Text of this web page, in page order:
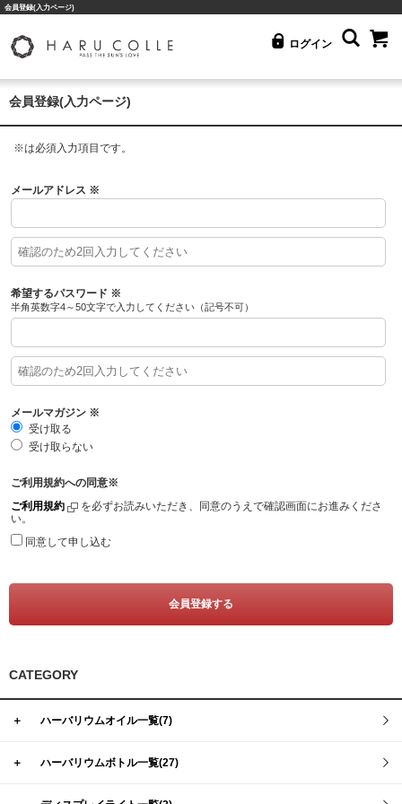
会員登録(入力ページ)
ログイン
会員登録(入力ページ)
※は必須入力項目です。
メールアドレス ※
希望するパスワード ※
半角英数字4～50文字で入力してください（記号不可）
メールマガジン ※
受け取る
受け取らない
ご利用規約への同意※
ご利用規約
を必ずお読みいただき、同意のうえで確認画面にお進みくださ
い。
同意して申し込む
CATEGORY
＋ ハーバリウムオイル一覧(7)
＋ ハーバリウムボトル一覧(27)